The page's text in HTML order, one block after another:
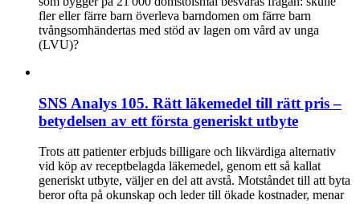
fler eller färre barn överleva barndomen om färre barn
tvångsomhändertas med stöd av lagen om vård av unga
(LVU)?
SNS Analys 105. Rätt läkemedel till rätt pris –
betydelsen av ett första generiskt utbyte
Trots att patienter erbjuds billigare och likvärdiga alternativ
vid köp av receptbelagda läkemedel, genom ett så kallat
generiskt utbyte, väljer en del att avstå. Motståndet till att byta
beror ofta på okunskap och leder till ökade kostnader, menar